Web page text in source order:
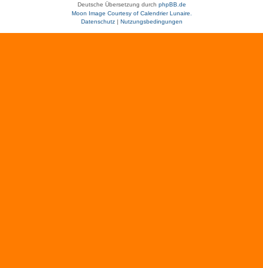
Deutsche Übersetzung durch phpBB.de
Moon Image Courtesy of Calendrier Lunaire.
Datenschutz| Nutzungsbedingungen